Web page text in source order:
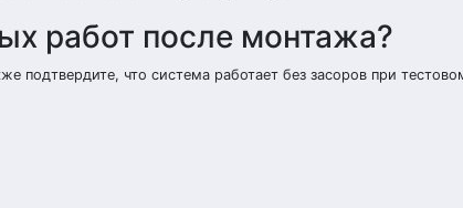
работ после монтажа?
подтвердите, что система работает без засоров при